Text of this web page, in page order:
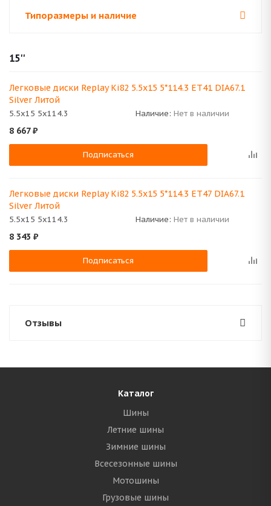
Типоразмеры и наличие
15''
Легковые диски Replay Ki82 5.5x15 5*114.3 ET41 DIA67.1
Silver Литой
5.5x15 5x114.3 Наличие: Нет в наличии
8 667₽
Подписаться
Легковые диски Replay Ki82 5.5x15 5*114.3 ET47 DIA67.1
Silver Литой
5.5x15 5x114.3 Наличие: Нет в наличии
8 343 ₽
Подписаться
Отзывы
Каталог
Шины
Летние шины
Зимние шины
Всесезонные шины
Мотошины
Грузовые шины